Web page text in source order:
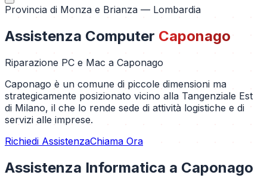
Provincia di Monza e Brianza — Lombardia
Assistenza Computer Caponago
Riparazione PC e Mac a Caponago
Caponago è un comune di piccole dimensioni ma
strategicamente posizionato vicino alla Tangenziale Est
di Milano, il che lo rende sede di attività logistiche e di
servizi alle imprese.
Richiedi AssistenzaChiama Ora
Assistenza Informatica a Caponago